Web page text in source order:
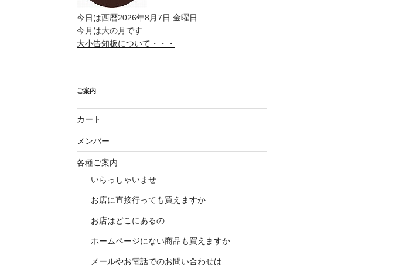
今日は西暦2026年8月7日 金曜日
今月は大の月です
大小告知板について・・・
ご案内
カート
メンバー
各種ご案内
いらっしゃいませ
お店に直接行っても買えますか
お店はどこにあるの
ホームページにない商品も買えますか
メールやお電話でのお問い合わせは